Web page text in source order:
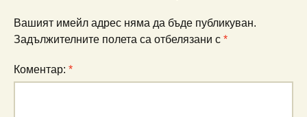
Вашият имейл адрес няма да бъде публикуван.
Задължителните полета са отбелязани с *
Коментар: *